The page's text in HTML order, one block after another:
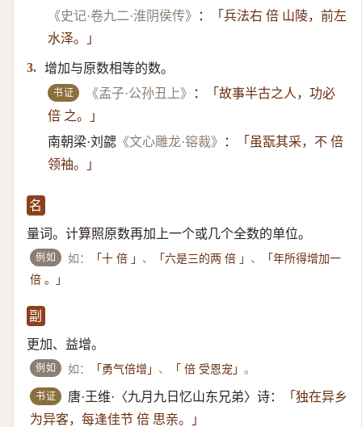
《史记·卷九二·淮阴侯传》
：
「兵法右 倍 山陵，前左
水泽。」
3. 增加与原数相等的数。
书证 《孟子·公孙丑上》 ：
「故事半古之人，功必
倍 之。」
南朝梁·刘勰 《文心雕龙·镕裁》 ：
「虽翫其采，不 倍
领袖。」
名
量词。计算照原数再加上一个或几个全数的单位。
例如 如： 「十 倍 」 、 「六是三的两 倍 」 、
「年所得增加一
倍 。」
副
更加、益增。
例如 如： 「勇气倍增」 、 「 倍 受恩宠」。
书证 唐·王维·〈九月九日忆山东兄弟〉诗：
「独在异乡
为异客，每逢佳节 倍 思亲。」